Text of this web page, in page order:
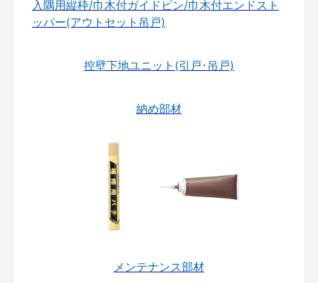
入隅用縦枠/巾木付ガイドピン/巾木付エンドスト
ッパー(アウトセット吊戸)
控壁下地ユニット(引戸･吊戸)
納め部材
メンテナンス部材